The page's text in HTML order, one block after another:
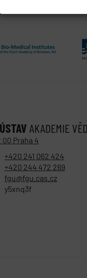
AKADEMIE
00 Praha 4
+420 241 062 424
+420 244 472 269
fgu@fgu.cas.cz
y5xnq3f